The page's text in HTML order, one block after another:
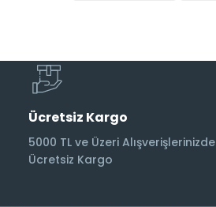
Ücretsiz Kargo
5000 TL ve Üzeri Alışverişlerinizde
Ücretsiz Kargo